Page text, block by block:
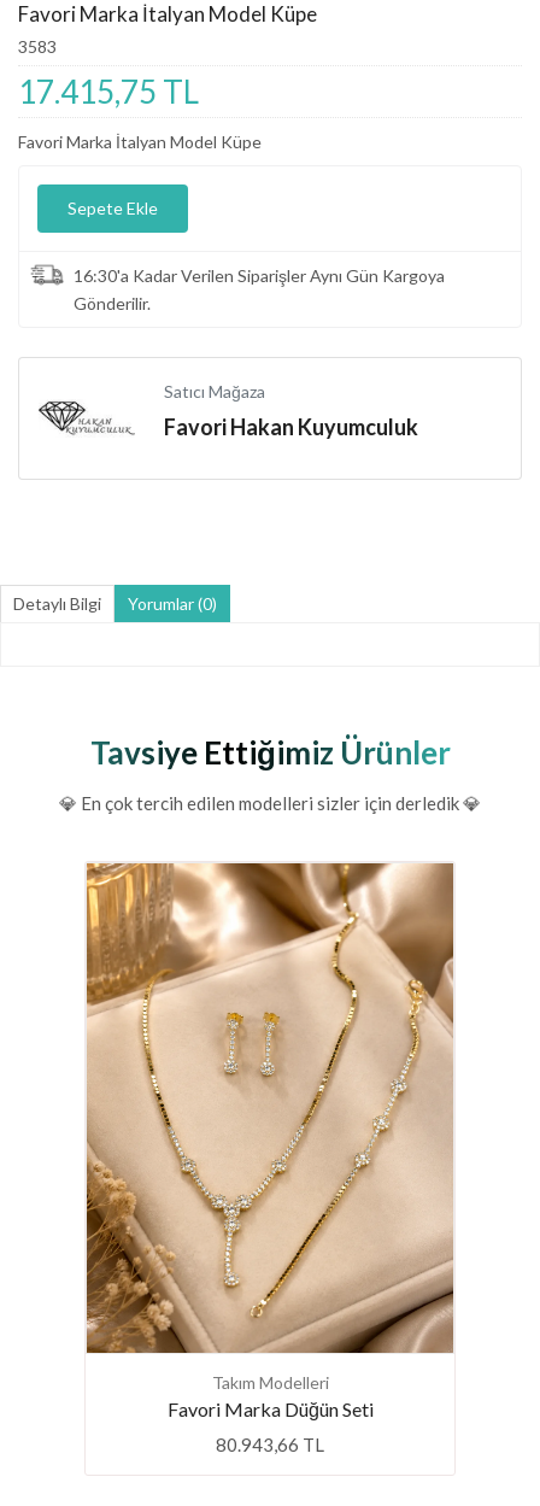
Favori Marka İtalyan Model Küpe
3583
17.415,75 TL
Favori Marka İtalyan Model Küpe
Sepete Ekle
16:30'a Kadar Verilen Siparişler Aynı Gün Kargoya
Gönderilir.
Satıcı Mağaza
Favori Hakan Kuyumculuk
Detaylı Bilgi Yorumlar (0)
Tavsiye Ettiğimiz Ürünler
💎 En çok tercih edilen modelleri sizler için derledik 💎
Takım Modelleri
Favori Marka Düğün Seti
80.943,66 TL